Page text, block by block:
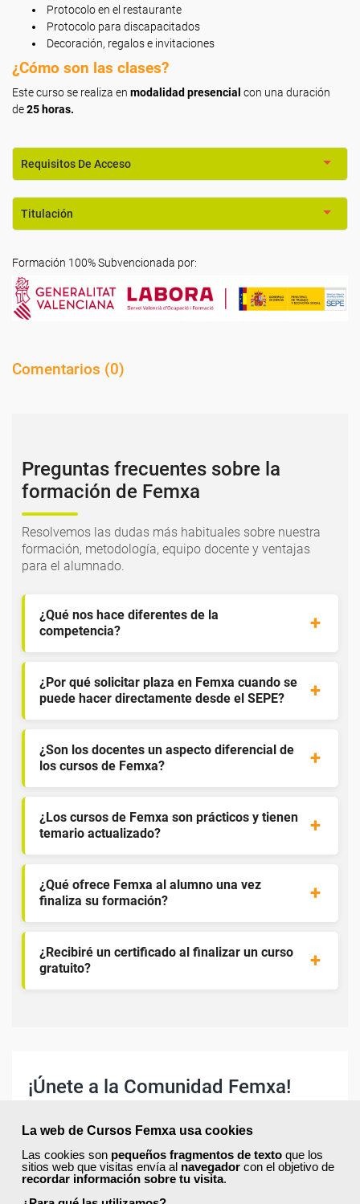
La web de Cursos Femxa usa cookies
Las cookies son pequeños fragmentos de texto que los
sitios web que visitas envía al navegador con el objetivo de
recordar información sobre tu visita.
Protocolo en el restaurante
Protocolo para discapacitados
Decoración, regalos e invitaciones
¿Cómo son las clases?
Este curso se realiza en modalidad presencial con una duración
de25 horas.
Requisitos De Acceso
Titulación
Formación 100% Subvencionada por:
Comentarios (0)
Preguntas frecuentes sobre la
formación de Femxa
Resolvemos las dudas más habituales sobre nuestra
formación, metodología, equipo docente y ventajas
para el alumnado.
¿Qué nos hace diferentes de la
competencia?
¿Por qué solicitar plaza en Femxa cuando se
puede hacer directamente desde el SEPE?
¿Son los docentes un aspecto diferencial de
los cursos de Femxa?
¿Los cursos de Femxa son prácticos y tienen
temario actualizado?
¿Qué ofrece Femxa al alumno una vez
finaliza su formación?
¿Recibiré un certificado al finalizar un curso
gratuito?
¡Únete a la Comunidad Femxa!
disponibles.
Si todavía no tienes cuenta de usuario,regístrate, indicando
tu sector profesional y tus preferencias formativas. Si ya
estás registrado, inicia sesión a continuación y filtra tu